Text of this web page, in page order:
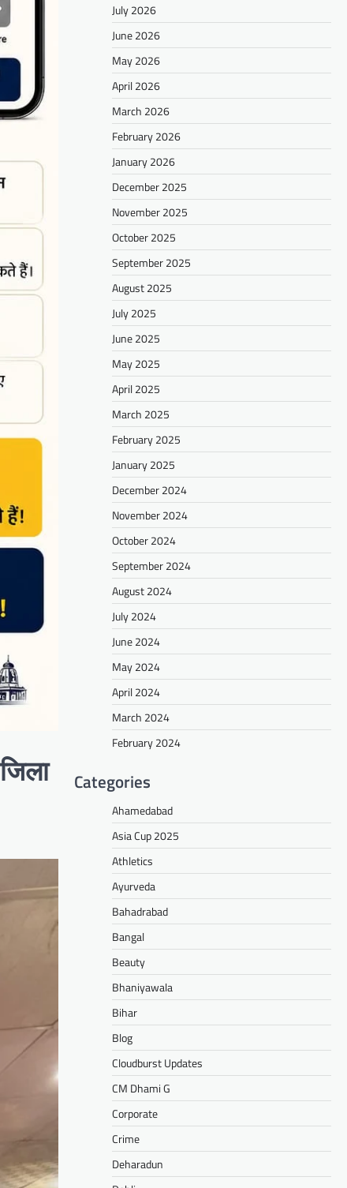
July 2026
June 2026
May 2026
April 2026
March 2026
February 2026
January 2026
December 2025
November 2025
October 2025
September 2025
August 2025
July 2025
June 2025
May 2025
April 2025
March 2025
February 2025
January 2025
December 2024
November 2024
October 2024
September 2024
August 2024
July 2024
June 2024
May 2024
April 2024
March 2024
February 2024
Categories
Ahamedabad
Asia Cup 2025
Athletics
Ayurveda
Bahadrabad
Bangal
Beauty
Bhaniyawala
Bihar
Blog
Cloudburst Updates
CM Dhami G
Corporate
Crime
Deharadun